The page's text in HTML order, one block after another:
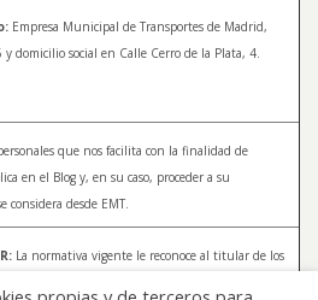
Empresa Municipal de Transportes de Madrid,
y domicilio social en Calle Cerro de la Plata, 4.
que nos facilita con la finalidad de
en el Blog y, en su caso, proceder a su
considera desde EMT.
La normativa vigente le reconoce al titular de los